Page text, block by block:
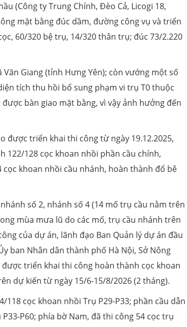
(Công ty Trung Chính, Đèo Cả, Licogi 18,
mặt bằng đúc dầm, đường công vụ và triển
60/320 bệ trụ, 14/320 thân trụ; đúc 73/2.220
Giang (tỉnh Hưng Yên); còn vướng một số
tích thu hồi bổ sung phạm vi trụ T0 thuộc
bàn giao mặt bằng, vì vậy ảnh hưởng đến
được triển khai thi công từ ngày 19.12.2025,
122/128 cọc khoan nhồi phần cầu chính,
cọc khoan nhồi cầu nhánh, hoàn thành đổ bê
số 2, nhánh số 4 (14 mố trụ cầu nằm trên
mùa mưa lũ do các mố, trụ cầu nhánh trên
của dự án, lãnh đạo Ban Quản lý dự án đầu
ban Nhân dân thành phố Hà Nội, Sở Nông
triển khai thi công hoàn thành cọc khoan
dự kiến từ ngày 15/6-15/8/2026 (2 tháng).
cọc khoan nhồi Trụ P29-P33; phần cầu dẫn
P60; phía bờ Nam, đã thi công 54 cọc trụ